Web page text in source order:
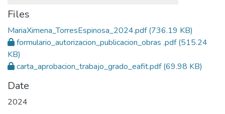
Files
MariaXimena_TorresEspinosa_2024.pdf(736.19 KB)
formulario_autorizacion_publicacion_obras .pdf(515.24
KB)
carta_aprobacion_trabajo_grado_eafit.pdf(69.98 KB)
Date
2024